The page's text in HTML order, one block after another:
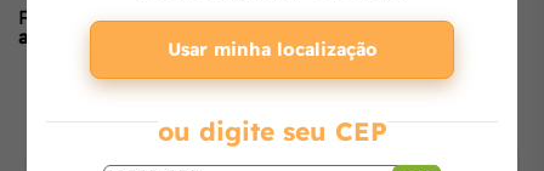
Produto ainda sem avaliações,seja o primeiro a
avaliar
no formulário ao lado.
O que os outros estão vendo
Usar minha localização
ou digite seu CEP